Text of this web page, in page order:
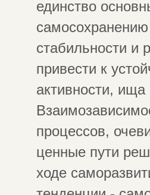
единство
стабильности и
привести к
активности,
процессов,
ценные пути
ходе